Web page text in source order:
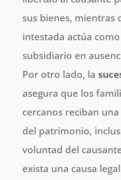
sus bienes, mientras
intestada actúa
subsidiario en
Por otro lado, la
asegura que los
cercanos reciban
del patrimonio,
voluntad del
exista una causa